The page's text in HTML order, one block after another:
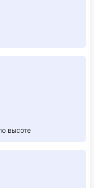
высоте